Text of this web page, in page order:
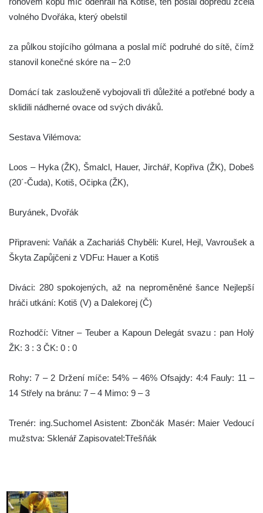
volného Dvořáka, který obelstil
za půlkou stojícího gólmana a poslal míč podruhé do sítě, čímž
stanovil konečné skóre na – 2:0
Domácí tak zaslouženě vybojovali tři důležité a potřebné body a
sklidili nádherné ovace od svých diváků.
Sestava Vilémova:
Loos – Hyka (ŽK), Šmalcl, Hauer, Jirchář, Kopřiva (ŽK), Dobeš
(20´-Čuda), Kotiš, Očipka (ŽK),
Buryánek, Dvořák
Připraveni: Vaňák a Zachariáš Chyběli: Kurel, Hejl, Vavroušek a
Škyta Zapůjčeni z VDFu: Hauer a Kotiš
Diváci: 280 spokojených, až na neproměněné šance Nejlepší
hráči utkání: Kotiš (V) a Dalekorej (Č)
Rozhodčí: Vitner – Teuber a Kapoun Delegát svazu : pan Holý
ŽK: 3 : 3 ČK: 0 : 0
Rohy: 7 – 2 Držení míče: 54% – 46% Ofsajdy: 4:4 Fauly: 11 –
14 Střely na bránu: 7 – 4 Mimo: 9 – 3
Trenér: ing.Suchomel Asistent: Zbončák Masér: Maier Vedoucí
mužstva: Sklenář Zapisovatel:Třešňák